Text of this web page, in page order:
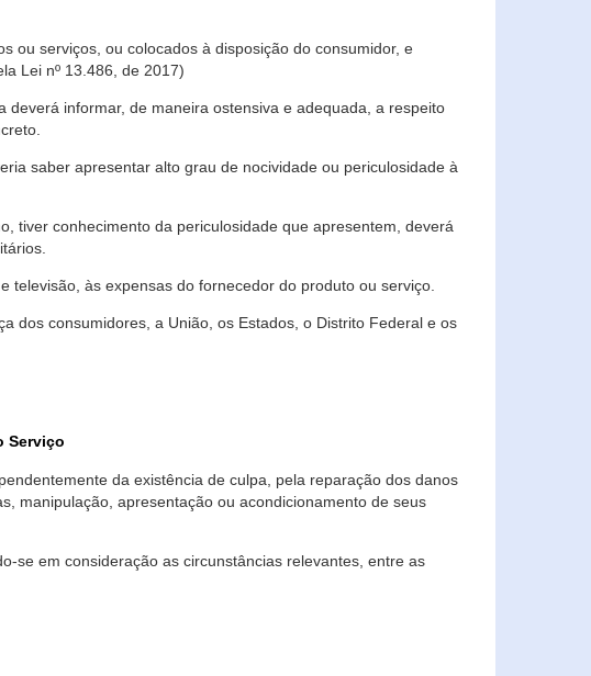
ou serviços, ou colocados à disposição do consumidor, e
Lei nº 13.486, de 2017)
informar, de maneira ostensiva e adequada, a respeito
saber apresentar alto grau de nocividade ou periculosidade à
tiver conhecimento da periculosidade que apresentem, deverá
às expensas do fornecedor do produto ou serviço.
dos consumidores, a União, os Estados, o Distrito Federal e os
Serviço
da existência de culpa, pela reparação dos danos
manipulação, apresentação ou acondicionamento de seus
se em consideração as circunstâncias relevantes, entre as